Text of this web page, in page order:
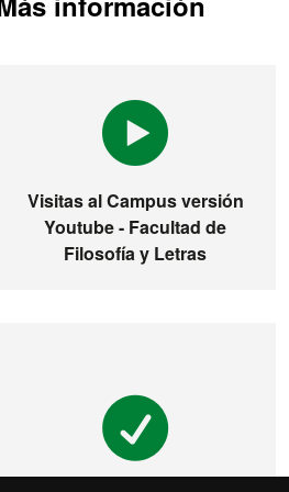
Visitas al Campus versión
Youtube - Facultad de
Filosofía y Letras
Visita la UAB